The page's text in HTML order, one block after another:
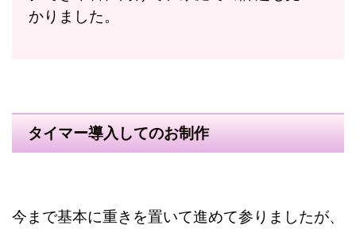
かりました。
タイマー導入してのお制作
今まで基本に重きを置いて進めて参りましたが、